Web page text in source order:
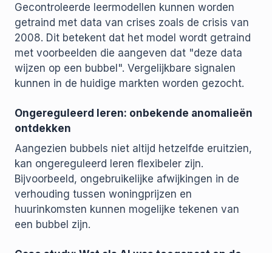
Gecontroleerde leermodellen kunnen worden
getraind met data van crises zoals de crisis van
2008. Dit betekent dat het model wordt getraind
met voorbeelden die aangeven dat "deze data
wijzen op een bubbel". Vergelijkbare signalen
kunnen in de huidige markten worden gezocht.
Ongereguleerd leren: onbekende anomalieën
ontdekken
Aangezien bubbels niet altijd hetzelfde eruitzien,
kan ongereguleerd leren flexibeler zijn.
Bijvoorbeeld, ongebruikelijke afwijkingen in de
verhouding tussen woningprijzen en
huurinkomsten kunnen mogelijke tekenen van
een bubbel zijn.